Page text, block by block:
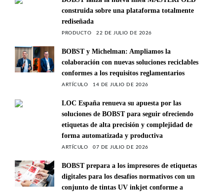
construida sobre una plataforma totalmente
rediseñada
PRODUCTO 22 DE JULIO DE 2026
BOBST y Michelman: Ampliamos la
colaboración con nuevas soluciones reciclables
conformes a los requisitos reglamentarios
ARTÍCULO 14 DE JULIO DE 2026
LOC España renueva su apuesta por las
soluciones de BOBST para seguir ofreciendo
etiquetas de alta precisión y complejidad de
forma automatizada y productiva
ARTÍCULO 07 DE JULIO DE 2026
BOBST prepara a los impresores de etiquetas
digitales para los desafíos normativos con un
conjunto de tintas UV inkjet conforme a